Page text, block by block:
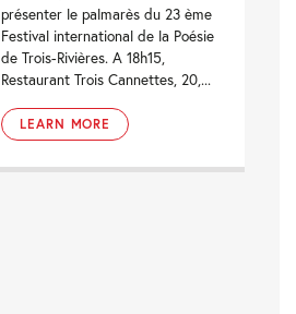
présenter le palmarès du 23 ème
Festival international de la Poésie
de Trois-Rivières. A 18h15,
Restaurant Trois Cannettes, 20,...
LEARN MORE